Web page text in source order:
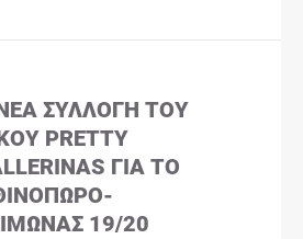
ΣΥΛΛΟΓΉ ΤΟΥ
PRETTY
ΓΙΑ ΤΟ
19/20